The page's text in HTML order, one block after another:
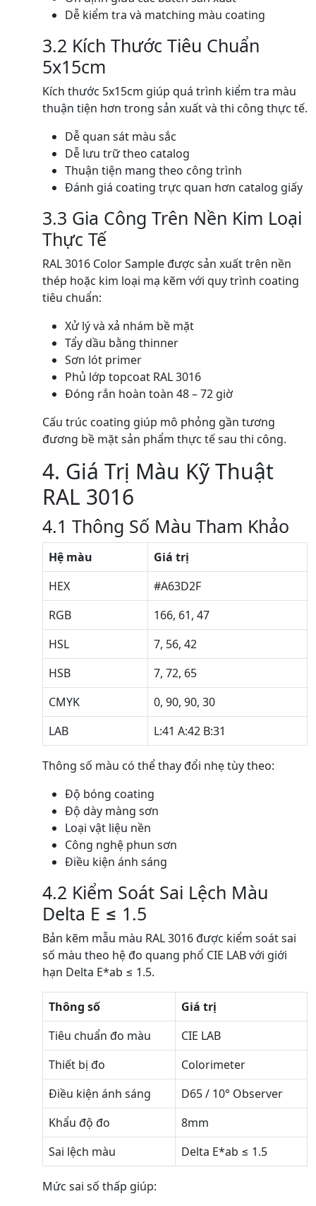
Dễ kiểm tra và matching màu coating
3.2 Kích Thước Tiêu Chuẩn
5x15cm
Kích thước 5x15cm giúp quá trình kiểm tra màu
thuận tiện hơn trong sản xuất và thi công thực tế.
Dễ quan sát màu sắc
Dễ lưu trữ theo catalog
Thuận tiện mang theo công trình
Đánh giá coating trực quan hơn catalog giấy
3.3 Gia Công Trên Nền Kim Loại
Thực Tế
RAL 3016 Color Sample được sản xuất trên nền
thép hoặc kim loại mạ kẽm với quy trình coating
tiêu chuẩn:
Xử lý và xả nhám bề mặt
Tẩy dầu bằng thinner
Sơn lót primer
Phủ lớp topcoat RAL 3016
Đóng rắn hoàn toàn 48 – 72 giờ
Cấu trúc coating giúp mô phỏng gần tương
đương bề mặt sản phẩm thực tế sau thi công.
4. Giá Trị Màu Kỹ Thuật
RAL 3016
4.1 Thông Số Màu Tham Khảo
Hệ màu
Giá trị
HEX
#A63D2F
RGB
166, 61, 47
HSL
7, 56, 42
HSB
7, 72, 65
CMYK
0, 90, 90, 30
LAB
L:41 A:42 B:31
Thông số màu có thể thay đổi nhẹ tùy theo:
Độ bóng coating
Độ dày màng sơn
Loại vật liệu nền
Công nghệ phun sơn
Điều kiện ánh sáng
4.2 Kiểm Soát Sai Lệch Màu
Delta E ≤ 1.5
Bản kẽm mẫu màu RAL 3016 được kiểm soát sai
số màu theo hệ đo quang phổ CIE LAB với giới
hạn Delta E*ab ≤ 1.5.
Thông số
Giá trị
Tiêu chuẩn đo màu
CIE LAB
Thiết bị đo
Colorimeter
Điều kiện ánh sáng
D65 / 10° Observer
Khẩu độ đo
8mm
Sai lệch màu
Delta E*ab ≤ 1.5
Mức sai số thấp giúp: